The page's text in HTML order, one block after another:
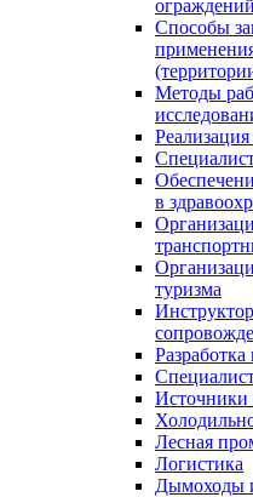
Способы
Методы
в
туризма
Источники
Лесная
Логистика
Дымоходы